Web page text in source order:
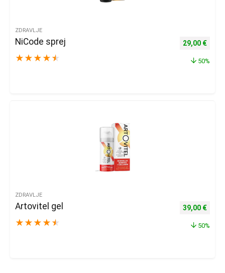
ZDRAVLJE
NiCode sprej
★ ★ ★ ★ ★
Izvorna
29,00 €
50%
ZDRAVLJE
Artovitel gel
★ ★ ★ ★ ★
Izvorna
39,00 €
50%